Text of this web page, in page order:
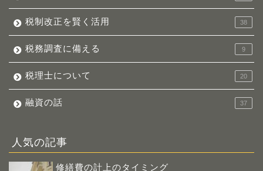
税制改正を賢く活用 38
税務調査に備える 9
税理士について 20
融資の話 37
人気の記事
修繕費の計上のタイミング